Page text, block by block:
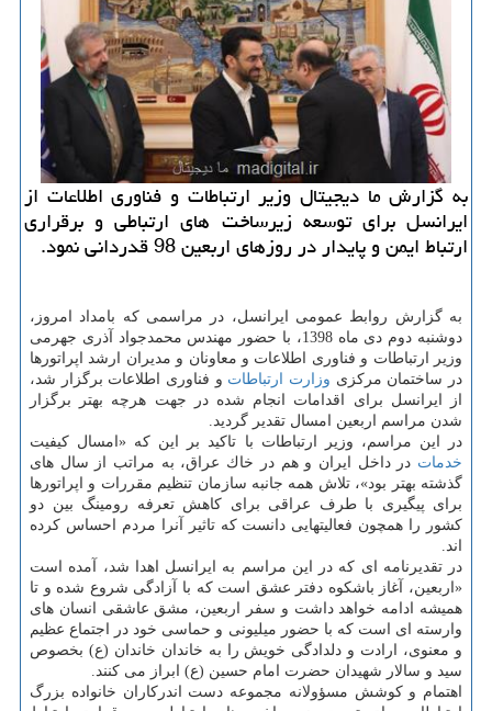
به گزارش ما دیجیتال وزیر ارتباطات و فناوری اطلاعات از
ایرانسل برای توسعه زیرساخت های ارتباطی و برقراری
ارتباط ایمن و پایدار در روزهای اربعین 98 قدردانی نمود.
به گزارش روابط عمومی ایرانسل، در مراسمی كه بامداد امروز،
دوشنبه دوم دی ماه 1398، با حضور مهندس محمدجواد آذری جهرمی
وزیر ارتباطات و فناوری اطلاعات و معاونان و مدیران ارشد اپراتورها
در ساختمان مركزی وزارت ارتباطات و فناوری اطلاعات برگزار شد،
از ایرانسل برای اقدامات انجام شده در جهت هرچه بهتر برگزار
شدن مراسم اربعین امسال تقدیر گردید.
در این مراسم، وزیر ارتباطات با تاكید بر این كه «امسال كیفیت
خدمات در داخل ایران و هم در خاك عراق، به مراتب از سال های
گذشته بهتر بود»، تلاش همه جانبه سازمان تنظیم مقررات و اپراتورها
برای پیگیری با طرف عراقی برای كاهش تعرفه رومینگ بین دو
كشور را همچون فعالیتهایی دانست كه تاثیر آنرا مردم احساس كرده
اند.
در تقدیرنامه ای كه در این مراسم به ایرانسل اهدا شد، آمده است
«اربعین، آغاز باشكوه دفتر عشق است كه با آزادگی شروع شده و تا
همیشه ادامه خواهد داشت و سفر اربعین، مشق عاشقی انسان های
وارسته ای است كه با حضور میلیونی و حماسی خود در اجتماع عظیم
و معنوی، ارادت و دلدادگی خویش را به خاندان خاندان (ع) بخصوص
سید و سالار شهیدان حضرت امام حسین (ع) ابراز می كنند.
اهتمام و كوشش مسؤولانه مجموعه دست اندركاران خانواده بزرگ